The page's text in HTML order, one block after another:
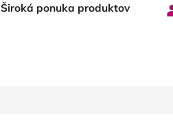
Široká ponuka produktov